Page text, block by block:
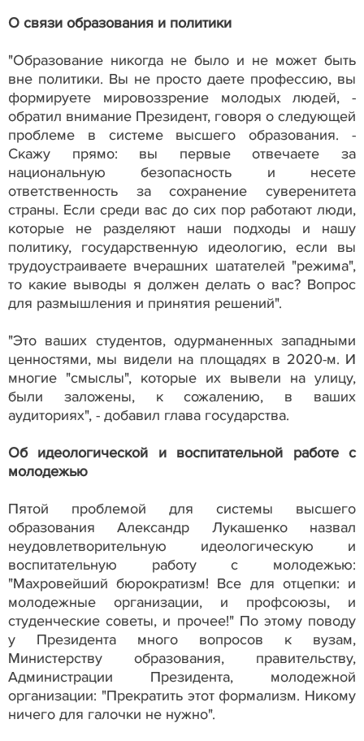
О связи образования и политики
"Образование никогда не было и не может быть
вне политики. Вы не просто даете профессию, вы
формируете мировоззрение молодых людей, -
обратил внимание Президент, говоря о следующей
проблеме в системе высшего образования. -
Скажу прямо: вы первые отвечаете за
национальную безопасность и несете
ответственность за сохранение суверенитета
страны. Если среди вас до сих пор работают люди,
которые не разделяют наши подходы и нашу
политику, государственную идеологию, если вы
трудоустраиваете вчерашних шатателей "режима",
то какие выводы я должен делать о вас? Вопрос
для размышления и принятия решений".
"Это ваших студентов, одурманенных западными
ценностями, мы видели на площадях в 2020-м. И
многие "смыслы", которые их вывели на улицу,
были заложены, к сожалению, в ваших
аудиториях", - добавил глава государства.
Об идеологической и воспитательной работе с
молодежью
Пятой проблемой для системы высшего
образования Александр Лукашенко назвал
неудовлетворительную идеологическую и
воспитательную работу с молодежью:
"Махровейший бюрократизм! Все для отцепки: и
молодежные организации, и профсоюзы, и
студенческие советы, и прочее!" По этому поводу
у Президента много вопросов к вузам,
Министерству образования, правительству,
Администрации Президента, молодежной
организации: "Прекратить этот формализм. Никому
ничего для галочки не нужно".